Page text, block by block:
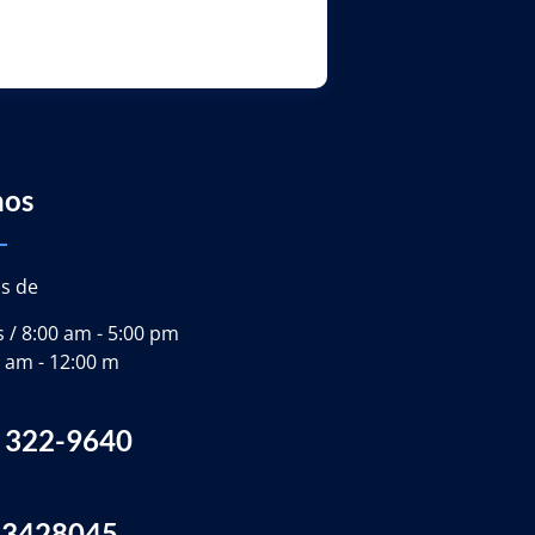
de
/ 8:00 am - 5:00 pm
- 12:00 m
322-9640